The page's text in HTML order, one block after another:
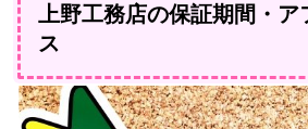
上野工務店の保証期間・ア
ス